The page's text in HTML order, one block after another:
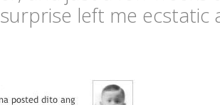
left me ecstatic